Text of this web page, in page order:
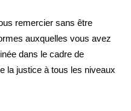
remercier sans être
auxquelles vous avez
dans le cadre de
la justice à tous les niveaux